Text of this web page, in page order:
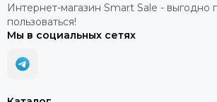
Интернет-магазин Smart Sale - выгодно
пользоваться!
Мы в социальных сетях